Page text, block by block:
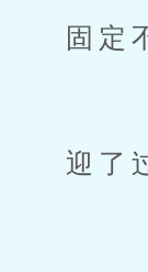
固定
刚
迎了
“绝